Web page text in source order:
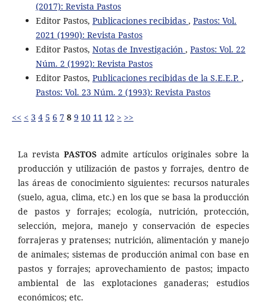
(2017): Revista Pastos
Editor Pastos, Publicaciones recibidas , Pastos: Vol.
2021 (1990): Revista Pastos
Editor Pastos, Notas de Investigación , Pastos: Vol. 22
Núm. 2 (1992): Revista Pastos
Editor Pastos, Publicaciones recibidas de la S.E.E.P. ,
Pastos: Vol. 23 Núm. 2 (1993): Revista Pastos
<< < 3 4 5 6 7 8 9 10 11 12 > >>
La revista PASTOS admite artículos originales sobre la
producción y utilización de pastos y forrajes, dentro de
las áreas de conocimiento siguientes: recursos naturales
(suelo, agua, clima, etc.) en los que se basa la producción
de pastos y forrajes; ecología, nutrición, protección,
selección, mejora, manejo y conservación de especies
forrajeras y pratenses; nutrición, alimentación y manejo
de animales; sistemas de producción animal con base en
pastos y forrajes; aprovechamiento de pastos; impacto
ambiental de las explotaciones ganaderas; estudios
económicos; etc.